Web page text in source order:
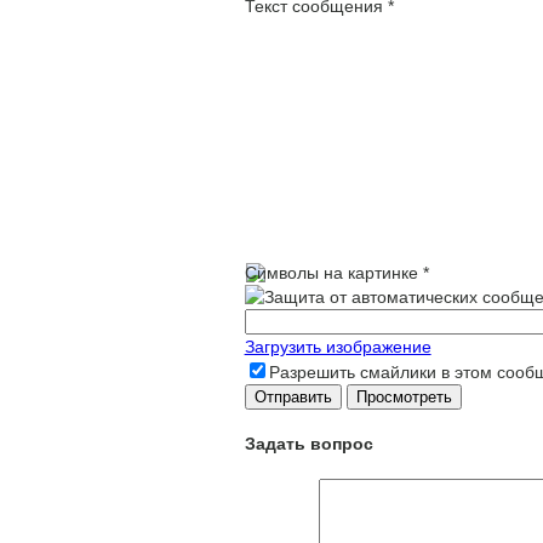
Текст сообщения *
Символы на картинке*
Загрузить изображение
Разрешить смайлики в этом
Задать вопрос